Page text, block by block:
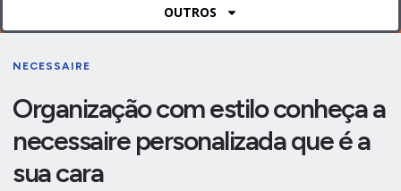
OUTROS
NECESSAIRE
Organização com estilo conheça a
necessaire personalizada que é a
sua cara